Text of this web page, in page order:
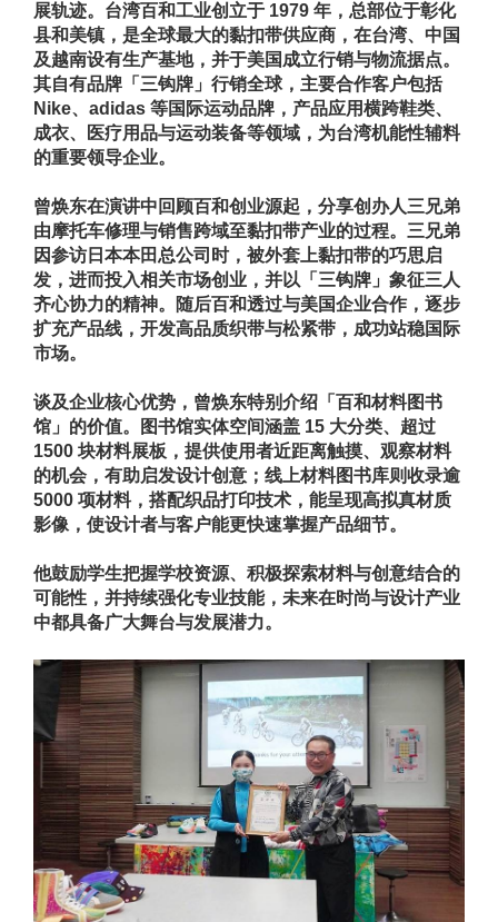
展轨迹。台湾百和工业创立于 1979 年，总部位于彰化
县和美镇，是全球最大的黏扣带供应商，在台湾、中国
及越南设有生产基地，并于美国成立行销与物流据点。
其自有品牌「三钩牌」行销全球，主要合作客户包括
Nike、 adidas 等国际运动品牌，产品应用横跨鞋类、
成衣、医疗用品与运动装备等领域，为台湾机能性辅料
的重要领导企业。
曾焕东在演讲中回顾百和创业源起，分享创办人三兄弟
由摩托车修理与销售跨域至黏扣带产业的过程。三兄弟
因参访日本本田总公司时，被外套上黏扣带的巧思启
发，进而投入相关市场创业，并以「三钩牌」象征三人
齐心协力的精神。随后百和透过与美国企业合作，逐步
扩充产品线，开发高品质织带与松紧带，成功站稳国际
市场。
谈及企业核心优势，曾焕东特别介绍「百和材料图书
馆」的价值。图书馆实体空间涵盖 15 大分类、超过
1500 块材料展板，提供使用者近距离触摸、观察材料
的机会，有助启发设计创意；线上材料图书库则收录逾
5000 项材料，搭配织品打印技术，能呈现高拟真材质
影像，使设计者与客户能更快速掌握产品细节。
他鼓励学生把握学校资源、积极探索材料与创意结合的
可能性，并持续强化专业技能，未来在时尚与设计产业
中都具备广大舞台与发展潜力。